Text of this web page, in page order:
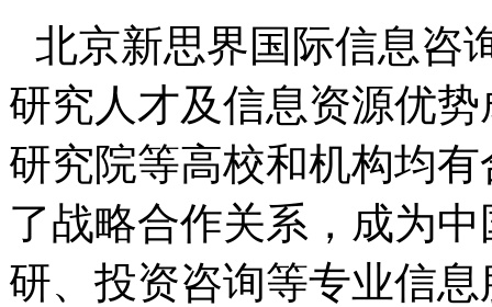
北京新思界国际信息咨
研究人才及信息资源优
研究院等高校和机构均
了战略合作关系，成为
研、投资咨询等专业信